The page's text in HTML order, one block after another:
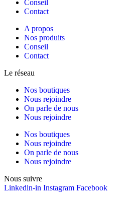
Conseil
Contact
A propos
Nos produits
Conseil
Contact
Le réseau
Nos boutiques
Nous rejoindre
On parle de nous
Nous rejoindre
Nos boutiques
Nous rejoindre
On parle de nous
Nous rejoindre
Nous suivre
Linkedin-in Instagram Facebook